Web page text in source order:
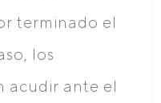
terminado el
los
acudir ante el